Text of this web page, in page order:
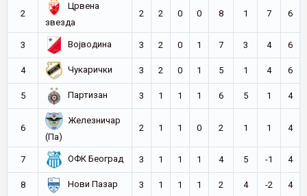
2
Црвена
звезда
2 2 0 0 8 1 7 6
3 Војводина 3 2 0 1 7 3 4 6
4 Чукарички 3 2 0 1 5 1 4 6
5 Партизан 3 1 1 1 6 5 1 4
6
Железничар
(Па)
2 1 1 0 2 1 1 4
7 ОФК Београд 3 1 1 1 4 5 -1 4
8 Нови Пазар 3 1 1 1 2 4 -2 4